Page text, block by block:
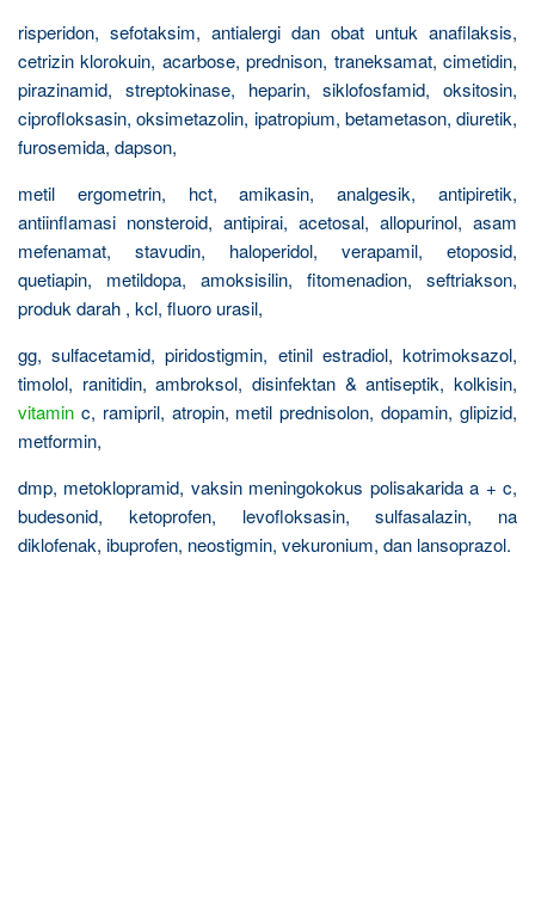
risperidon, sefotaksim, antialergi dan obat untuk anafilaksis,
cetrizin klorokuin, acarbose, prednison, traneksamat, cimetidin,
pirazinamid, streptokinase, heparin, siklofosfamid, oksitosin,
ciprofloksasin, oksimetazolin, ipatropium, betametason, diuretik,
furosemida, dapson,
metil ergometrin, hct, amikasin, analgesik, antipiretik,
antiinflamasi nonsteroid, antipirai, acetosal, allopurinol, asam
mefenamat, stavudin, haloperidol, verapamil, etoposid,
quetiapin, metildopa, amoksisilin, fitomenadion, seftriakson,
produk darah , kcl, fluoro urasil,
gg, sulfacetamid, piridostigmin, etinil estradiol, kotrimoksazol,
timolol, ranitidin, ambroksol, disinfektan & antiseptik, kolkisin,
vitamin c, ramipril, atropin, metil prednisolon, dopamin, glipizid,
metformin,
dmp, metoklopramid, vaksin meningokokus polisakarida a + c,
budesonid, ketoprofen, levofloksasin, sulfasalazin, na
diklofenak, ibuprofen, neostigmin, vekuronium, dan lansoprazol.